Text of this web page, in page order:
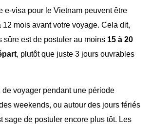
e-visa pour le Vietnam peuvent être
mois avant votre voyage. Cela dit,
sûre est de postuler au moins 15 à 20
, plutôt que juste 3 jours ouvrables
de voyager pendant une période
weekends, ou autour des jours fériés
sage de postuler encore plus tôt. Les